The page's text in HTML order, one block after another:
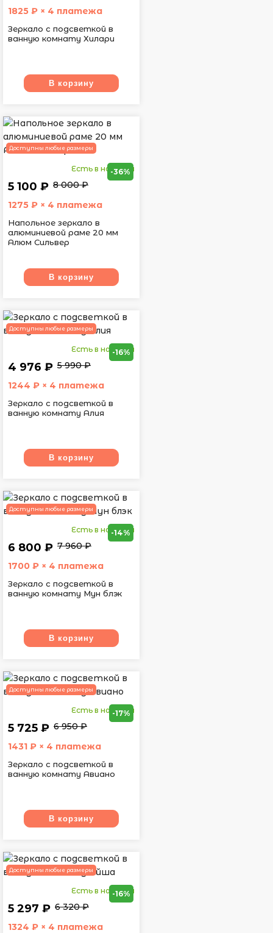
1825 ₽ × 4 платежа
Зеркало с подсветкой в
ванную комнату Хилари
В корзину
Доступны любые размеры
Есть в наличии
5 100 ₽ 8 000 ₽
-36%
1275 ₽ × 4 платежа
Напольное зеркало в
алюминиевой раме 20 мм
Алюм Сильвер
В корзину
Доступны любые размеры
Есть в наличии
4 976 ₽ 5 990 ₽
-16%
1244 ₽ × 4 платежа
Зеркало с подсветкой в
ванную комнату Алия
В корзину
Доступны любые размеры
Есть в наличии
6 800 ₽ 7 960 ₽
-14%
1700 ₽ × 4 платежа
Зеркало с подсветкой в
ванную комнату Мун блэк
В корзину
Доступны любые размеры
Есть в наличии
5 725 ₽ 6 950 ₽
-17%
1431 ₽ × 4 платежа
Зеркало с подсветкой в
ванную комнату Авиано
В корзину
Доступны любые размеры
Есть в наличии
5 297 ₽ 6 320 ₽
-16%
1324 ₽ × 4 платежа